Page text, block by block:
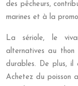
des pêcheurs,
marines et à la
La sériole, le
alternatives au
durables. De plus, il
Achetez du poisson